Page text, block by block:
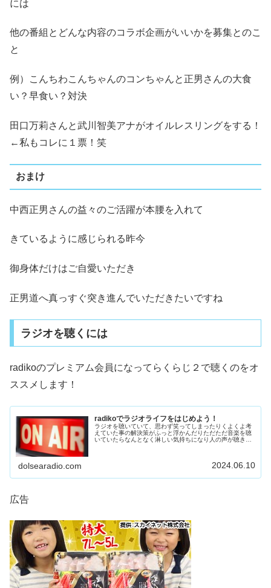
には
他の番組とどんな内容のコラボ企画がいいかを募集とのこ
と
例）こんちわこんちゃんのコンちゃんと正男さんの大食
い？早食い？対決
田口万莉さんと武川智美アナがオイルレスリングをする！
←私もコレに１票！笑
おまけ
中西正男さんの益々のご活躍が本腰を入れて
きているように感じられる昨今
御身体だけはご自愛いただき
正男道へ真っすぐ突き進んでいただきたいですね
ラジオを聴くには
radikoのプレミアム会員になってらくらじ２で聴くのをオ
ススメします！
radikoでラジオライフをはじめよう！
ラジオを聴いていて、思わず笑ってしまったりくよくよ考
えていた事の解決策がふっと浮かんだりただただ音楽を聴
いていたらなんとなく淋しい気持ちになり人の声が聴きた
dolsearadio.com 2024.06.10
広告